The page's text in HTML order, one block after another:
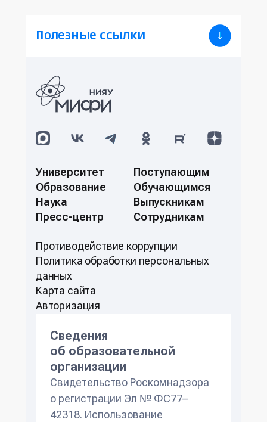
Полезные ссылки
Университет
Образование
Наука
Пресс-центр
Поступающим
Обучающимся
Выпускникам
Сотрудникам
Противодействие коррупции
Политикa обработки персональных
данных
Карта сайта
Авторизация
Сведения
об образовательной
организации
Свидетельство Роскомнадзора
о регистрации Эл № ФС77–
42318. Использование